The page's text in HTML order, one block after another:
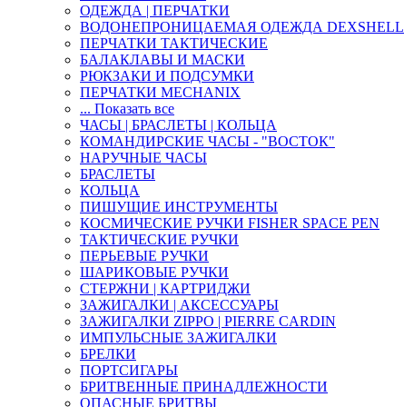
ОДЕЖДА | ПЕРЧАТКИ
ВОДОНЕПРОНИЦАЕМАЯ ОДЕЖДА DEXSHELL
ПЕРЧАТКИ ТАКТИЧЕСКИЕ
БАЛАКЛАВЫ И МАСКИ
РЮКЗАКИ И ПОДСУМКИ
ПЕРЧАТКИ MECHANIX
... Показать все
ЧАСЫ | БРАСЛЕТЫ | КОЛЬЦА
КОМАНДИРСКИЕ ЧАСЫ - "ВОСТОК"
НАРУЧНЫЕ ЧАСЫ
БРАСЛЕТЫ
КОЛЬЦА
ПИШУЩИЕ ИНСТРУМЕНТЫ
КОСМИЧЕСКИЕ РУЧКИ FISHER SPACE PEN
ТАКТИЧЕСКИЕ РУЧКИ
ПЕРЬЕВЫЕ РУЧКИ
ШАРИКОВЫЕ РУЧКИ
СТЕРЖНИ | КАРТРИДЖИ
ЗАЖИГАЛКИ | АКСЕССУАРЫ
ЗАЖИГАЛКИ ZIPPO | PIERRE CARDIN
ИМПУЛЬСНЫЕ ЗАЖИГАЛКИ
БРЕЛКИ
ПОРТСИГАРЫ
БРИТВЕННЫЕ ПРИНАДЛЕЖНОСТИ
ОПАСНЫЕ БРИТВЫ